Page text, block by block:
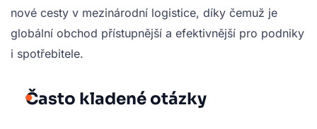
nové cesty v mezinárodní logistice, díky čemuž je
globální obchod přístupnější a efektivnější pro podniky
i spotřebitele.
Často kladené otázky